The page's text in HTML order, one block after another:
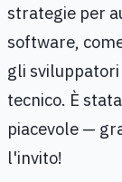
strategie per
software,
gli
tecnico. È
piacevole —
l'invito!